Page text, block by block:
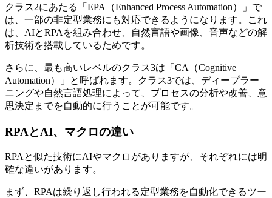
クラス2にあたる「EPA（Enhanced Process Automation）」で
は、一部の非定型業務にも対応できるようになります。これ
は、AIとRPAを組み合わせ、自然言語や画像、音声などの解
析技術を搭載しているためです。
さらに、最も高いレベルのクラス3は「CA（Cognitive
Automation）」と呼ばれます。クラス3では、ディープラー
ニングや自然言語処理によって、プロセスの分析や改善、意
思決定までを自動的に行うことが可能です。
RPAとAI、マクロの違い
RPAと似た技術にAIやマクロがありますが、それぞれには明
確な違いがあります。
まず、RPAは繰り返し行われる定型業務を自動化できるツー